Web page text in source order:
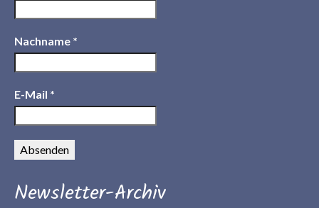
Nachname *
E-Mail *
Newsletter-Archiv